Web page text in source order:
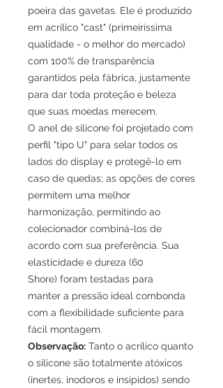
poeira das gavetas. Ele é produzido
em acrílico "cast" (primeiríssima
qualidade - o melhor do mercado)
com 100% de transparência
garantidos pela fábrica, justamente
para dar toda proteção e beleza
que suas moedas merecem.
O anel de silicone foi projetado com
perfil "tipo U" para selar todos os
lados do display e protegê-lo em
caso de quedas; as opções de cores
permitem uma melhor
harmonização, permitindo ao
colecionador combiná-los de
acordo com sua preferência. Sua
elasticidade e dureza (60
Shore) foram testadas para
manter a pressão ideal combonda
com a flexibilidade suficiente para
fácil montagem.
Observação: Tanto o acrílico quanto
o silicone são totalmente atóxicos
(inertes, inodoros e insípidos) sendo